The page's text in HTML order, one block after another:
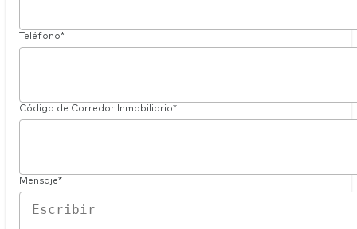
Teléfono*
Código de Corredor Inmobiliario*
Mensaje*